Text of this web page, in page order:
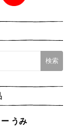
ノラネコぐんだん タンブラー うみ